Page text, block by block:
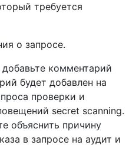
требуется
о запросе.
комментарий
будет добавлен на
проверки и
secret scanning.
объяснить причину
в запросе на аудит и